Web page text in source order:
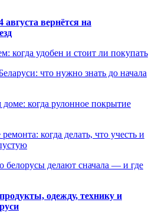
вернётся на
когда удобен и стоит ли покупать
что нужно знать до начала
когда рулонное покрытие
когда делать, что учесть и
белорусы делают сначала — и где
одежду, технику и